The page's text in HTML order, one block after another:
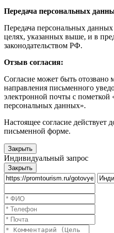
Передача персональных
Передача персональных
целях, указанных выше, и в
законодательством РФ.
Отзыв согласия:
Согласие может быть
направления письменного
электронной почты с пометкой
персональных данных».
Настоящее согласие действует
письменной форме.
Закрыть
Индивидуальный запрос
Закрыть